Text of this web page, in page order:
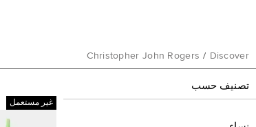
Discover
/
Christopher John Rogers
تصنيف حسب
غير مستعمل